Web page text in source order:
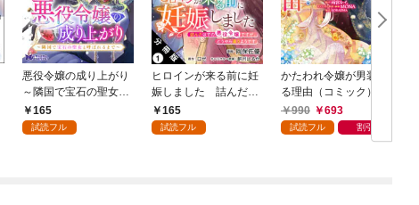
悪役令嬢の成り上がり
～隣国で宝石の聖女と
呼ばれるまで～（コミ
ック） 分冊版 1
165
試読フル
ヒロインが来る前に妊
娠しました 詰んだは
ずの悪役令嬢ですが、
どうやら違うようです
165
試読フル
かたわれ令嬢が男装す
る理由（コミック） 1
990
693
試読フル 割引